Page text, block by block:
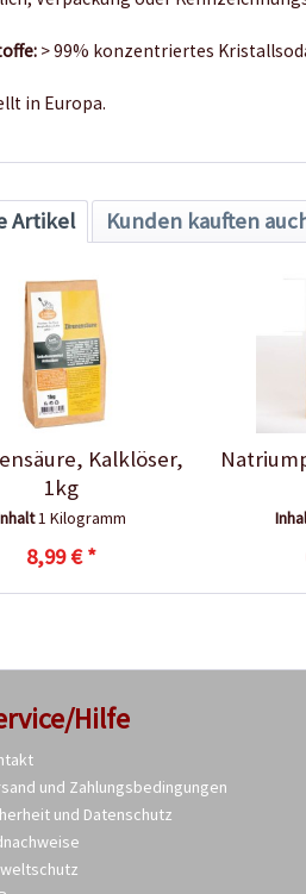
> 99% konzentriertes
in Europa.
Artikel Kunden kauften
Kalklöser,
1kg
1 Kilogramm
8,99 € *
Hilfe
und Zahlungsbedingungen
und Datenschutz